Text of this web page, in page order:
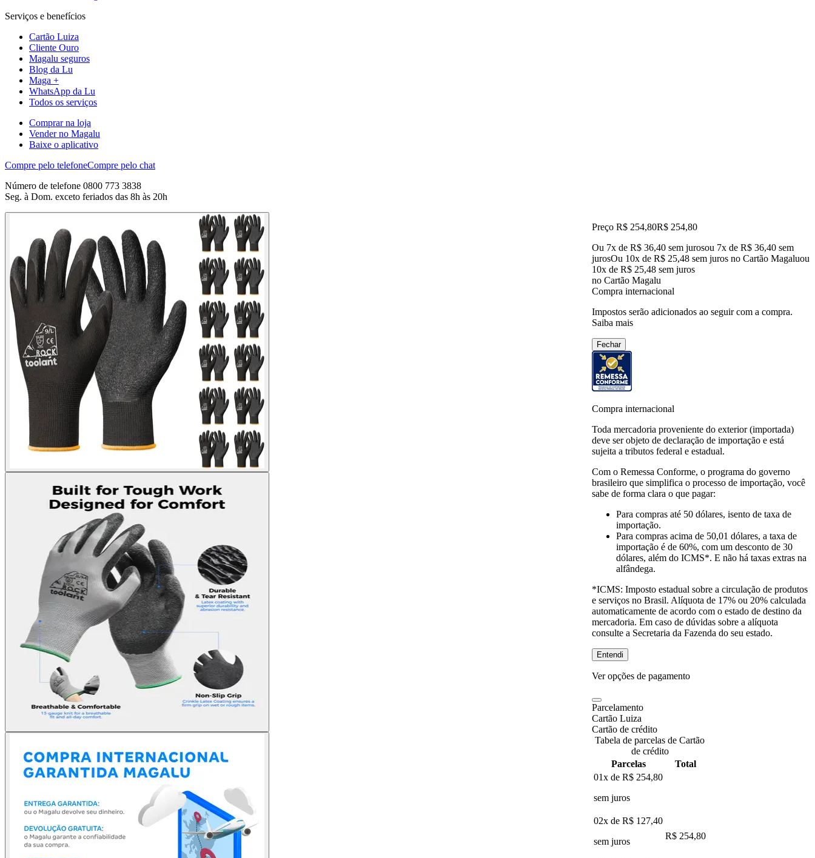
Serviços e benefícios
Cartão Luiza
Cliente Ouro
Magalu seguros
Blog da Lu
Maga +
WhatsApp da Lu
Todos os serviços
Comprar na loja
Vender no Magalu
Baixe o aplicativo
Compre pelo telefoneCompre pelo chat
Número de telefone 0800 773 3838
Seg. à Dom. exceto feriados das 8h às 20h
Preço R$ 254,80R$ 254,80
Ou 7x de R$ 36,40 sem jurosou 7x de R$ 36,40 sem
jurosOu 10x de R$ 25,48 sem juros no Cartão Magaluou
10x de R$ 25,48 sem juros
no Cartão Magalu
Compra internacional
Impostos serão adicionados ao seguir com a compra.
Saiba mais
Fechar
Compra internacional
Toda mercadoria proveniente do exterior (importada)
deve ser objeto de declaração de importação e está
sujeita a tributos federal e estadual.
Com o Remessa Conforme, o programa do governo
brasileiro que simplifica o processo de importação, você
sabe de forma clara o que pagar:
Para compras até 50 dólares, isento de taxa de
importação.
Para compras acima de 50,01 dólares, a taxa de
importação é de 60%, com um desconto de 30
dólares, além do ICMS*. E não há taxas extras na
alfândega.
*ICMS: Imposto estadual sobre a circulação de produtos
e serviços no Brasil. Alíquota de 17% ou 20% calculada
automaticamente de acordo com o estado de destino da
mercadoria. Em caso de dúvidas sobre a alíquota
consulte a Secretaria da Fazenda do seu estado.
Entendi
Ver opções de pagamento
Parcelamento
Cartão Luiza
Cartão de crédito
Tabela de parcelas de Cartão
de crédito
Parcelas
Total
01x de R$ 254,80
sem juros
02x de R$ 127,40
sem juros
R$ 254,80